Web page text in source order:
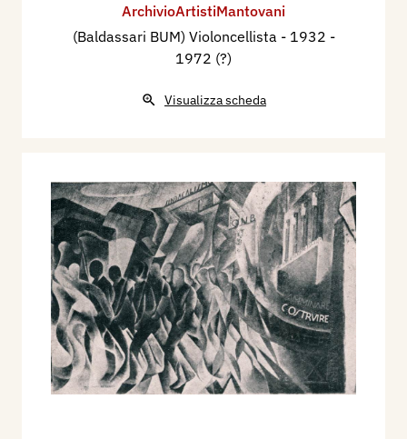
ArchivioArtistiMantovani
(Baldassari BUM) Violoncellista - 1932 -
1972 (?)
Visualizza scheda